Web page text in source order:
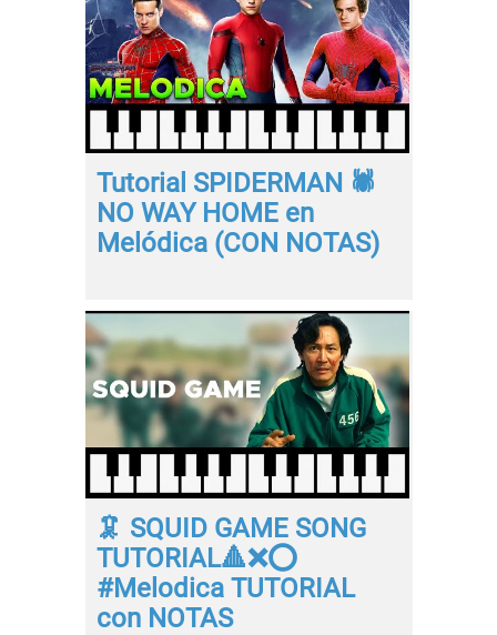
Tutorial SPIDERMAN 🕷
NO WAY HOME en
Melódica (CON NOTAS)
🦑 SQUID GAME SONG
TUTORIAL🔺❌⭕
#Melodica TUTORIAL
con NOTAS